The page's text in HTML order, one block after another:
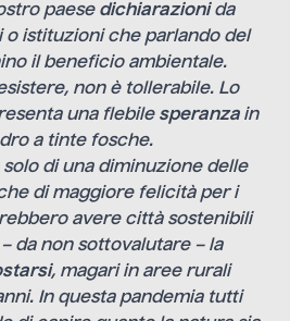
paese dichiarazionida
istituzioni che parlando del
il beneficio ambientale.
non è tollerabile. Lo
una flebile speranza in
a tinte fosche.
solo di una diminuzione delle
di maggiore felicità per i
avere città sostenibili
da non sottovalutare – la
, magari in aree rurali
In questa pandemia tutti